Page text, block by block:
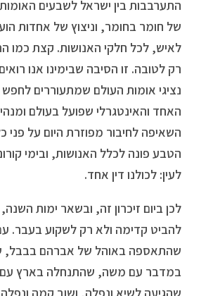
התערבבות בין ישראל לשבעים
של חומר בחומר, וניצוץ של אחדות
לאיש, לכל חלקי האנושות. קצת כמו
רק לטובה. זו הסיבה שבימינו אנו
נציגי אומות העולם שמתעוררים
האחד והאינטגרלי שפועל בעולם
השאיפה לחיבור מפוזרת היום על פני
הטבע פונה לכלל האנושות, ובימי
לעין: לכולנו דין אחד.
לכן ביום זיכרון זה, ובשאר ימות
להביט קדימה ולא רק לשקוע בעבר.
שהתאספה באוהל של אברהם בבבל,
במדבר עם משה, שהתנחלה בארץ עם
שהגיעה לשיא ונפלה, ושוב קמה